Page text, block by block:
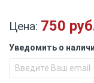
images
gallery
Цена: 750
Уведомить о